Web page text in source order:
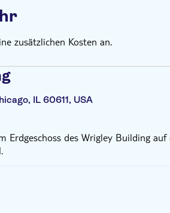
zusätzlichen Kosten an.
IL 60611, USA
Erdgeschoss des Wrigley Building